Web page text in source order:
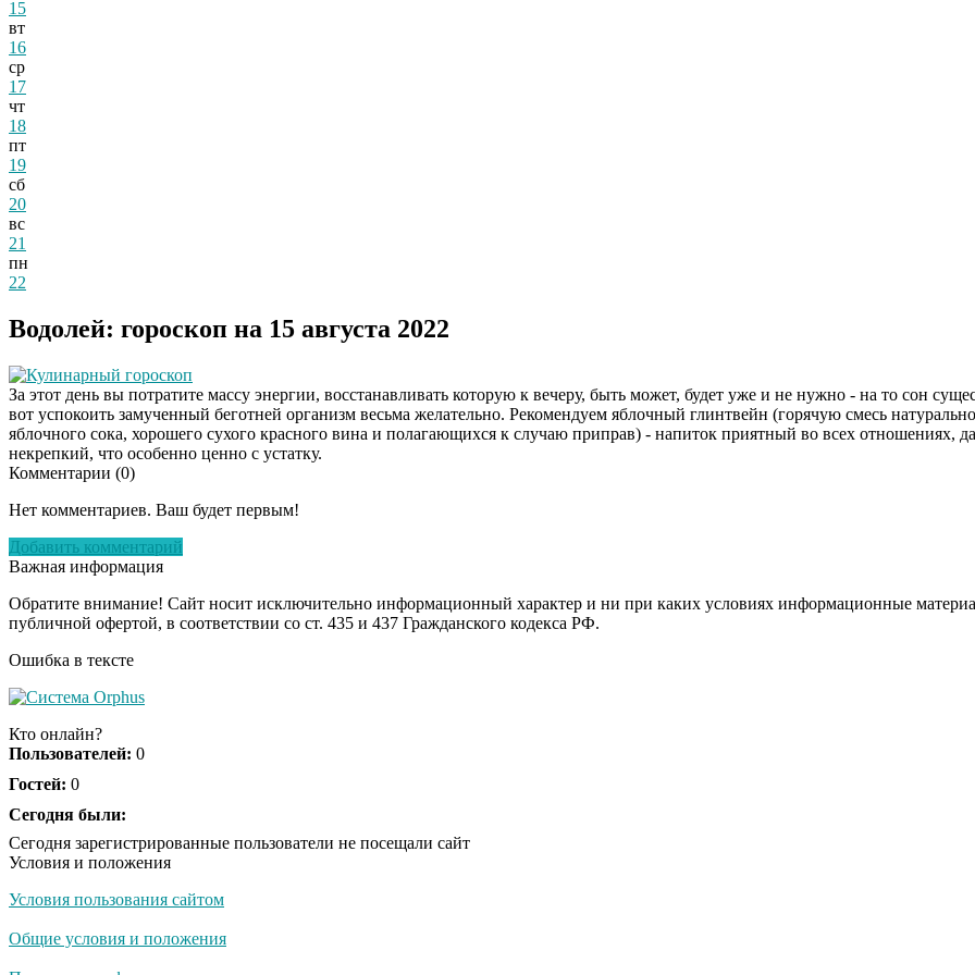
15
вт
16
ср
17
чт
18
пт
19
сб
20
вс
21
пн
22
Водолей: гороскоп на 15 августа 2022
Кулинарный гороскоп
За этот день вы потратите массу энергии, восстанавливать которую к вечеру, быть может, будет уже и не нужно - на то сон
вот успокоить замученный беготней организм весьма желательно. Рекомендуем яблочный глинтвейн (горячую смесь
яблочного сока, хорошего сухого красного вина и полагающихся к случаю приправ) - напиток приятный во всех отношениях,
некрепкий, что особенно ценно с устатку.
Комментарии (0)
Нет комментариев. Ваш будет первым!
Добавить комментарий
Важная информация
Обратите внимание! Сайт носит исключительно информационный характер и ни при каких условиях информационные
публичной офертой, в соответствии со ст. 435 и 437 Гражданского кодекса РФ.
Ошибка в тексте
Кто онлайн?
Пользователей: 0
Гостей: 0
Сегодня были:
Сегодня зарегистрированные пользователи не посещали сайт
Условия и положения
Условия пользования сайтом
Общие условия и положения